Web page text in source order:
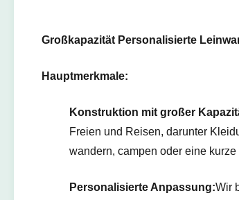
Großkapazität Personalisierte
Hauptmerkmale:
Konstruktion mit großer
Freien und Reisen, darunter
wandern, campen oder eine
Personalisierte Anpassung:Wir